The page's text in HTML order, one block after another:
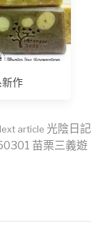
作
article 光陰日記
苗栗三義遊